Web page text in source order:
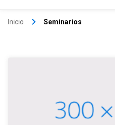
Inicio keyboard_arrow_right Seminarios